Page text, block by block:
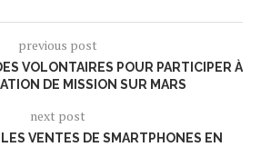
previous post
VOLONTAIRES POUR PARTICIPER À
DE MISSION SUR MARS
next post
VENTES DE SMARTPHONES EN